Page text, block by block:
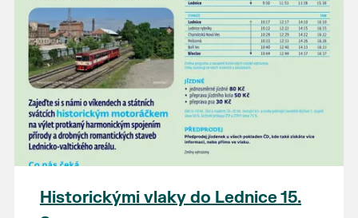
Historickými vlaky do Lednice 15.